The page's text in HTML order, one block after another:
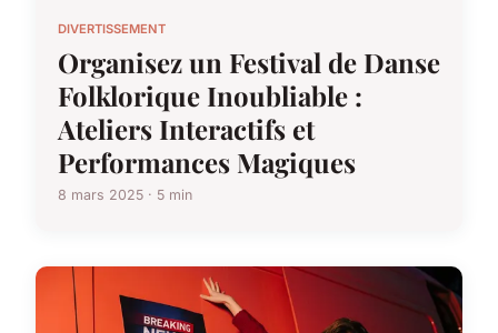
DIVERTISSEMENT
Organisez un Festival de Danse
Folklorique Inoubliable :
Ateliers Interactifs et
Performances Magiques
8 mars 2025 · 5 min